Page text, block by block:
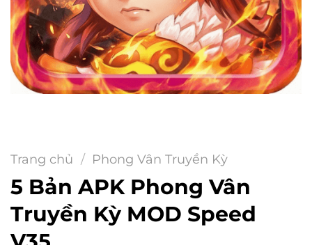
Trang chủ / Phong Vân Truyền Kỳ
5 Bản APK Phong Vân
Truyền Kỳ MOD Speed